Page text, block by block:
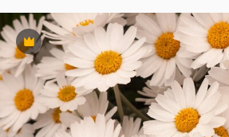
Premium